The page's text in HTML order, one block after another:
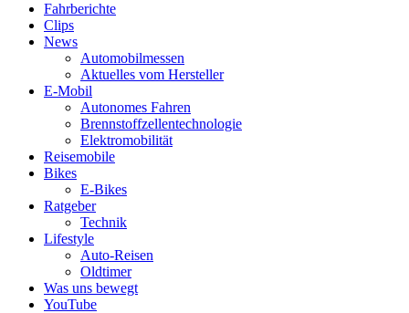
Fahrberichte
Clips
News
Automobilmessen
Aktuelles vom Hersteller
E-Mobil
Autonomes Fahren
Brennstoffzellentechnologie
Elektromobilität
Reisemobile
Bikes
E-Bikes
Ratgeber
Technik
Lifestyle
Auto-Reisen
Oldtimer
Was uns bewegt
YouTube